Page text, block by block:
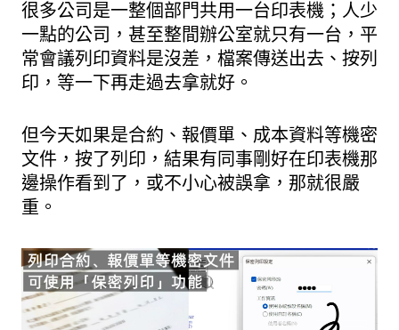
很多公司是一整個部門共用一台印表機；人少
一點的公司，甚至整間辦公室就只有一台，平
常會議列印資料是沒差，檔案傳送出去、按列
印，等一下再走過去拿就好。
但今天如果是合約、報價單、成本資料等機密
文件，按了列印，結果有同事剛好在印表機那
邊操作看到了，或不小心被誤拿，那就很嚴
重。